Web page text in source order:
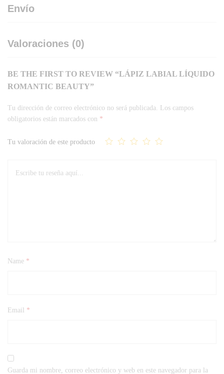
Envío
Valoraciones (0)
BE THE FIRST TO REVIEW “LÁPIZ LABIAL LÍQUIDO
ROMANTIC BEAUTY”
Tu dirección de correo electrónico no será publicada.
Los campos
obligatorios están marcados con *
Tu valoración de este producto
Name *
Email *
Guarda mi nombre, correo electrónico y web en este navegador para la